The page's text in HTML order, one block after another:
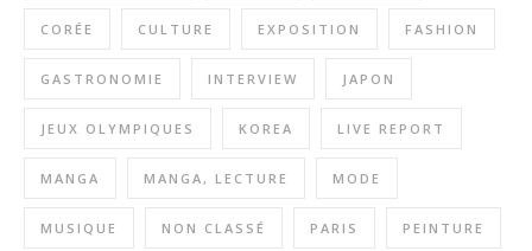
CORÉE CULTURE EXPOSITION FASHION
GASTRONOMIE INTERVIEW JAPON
JEUX OLYMPIQUES KOREA LIVE REPORT
MANGA MANGA, LECTURE MODE
MUSIQUE NON CLASSÉ PARIS PEINTURE